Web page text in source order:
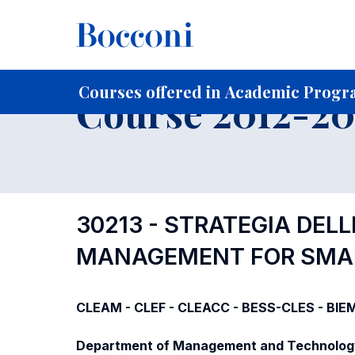
Courses offered in Academic
Home For current Students
Course 2012-
30213 - STRATEGIA
MANAGEMENT FOR
CLEAM - CLEF - CLEACC - BESS-CLES -
Department of Management and